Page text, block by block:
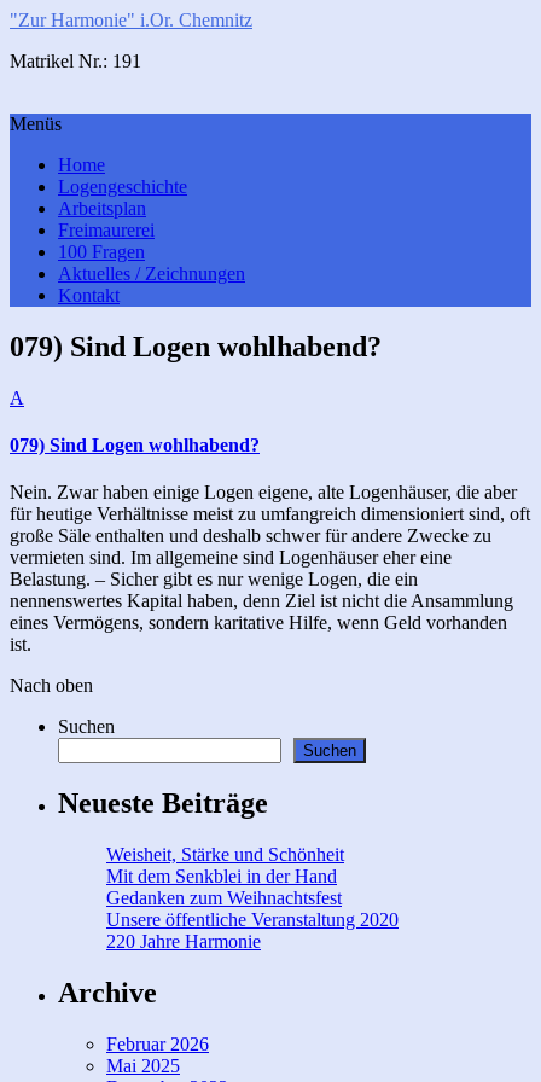
"Zur Harmonie" i.Or. Chemnitz
Matrikel Nr.: 191
Menüs
Home
Logengeschichte
Arbeitsplan
Freimaurerei
100 Fragen
Aktuelles / Zeichnungen
Kontakt
079) Sind Logen wohlhabend?
A
079) Sind Logen wohlhabend?
Nein. Zwar haben einige Logen eigene, alte Logenhäuser, die aber
für heutige Verhältnisse meist zu umfangreich dimensioniert sind, oft
große Säle enthalten und deshalb schwer für andere Zwecke zu
vermieten sind. Im allgemeine sind Logenhäuser eher eine
Belastung. – Sicher gibt es nur wenige Logen, die ein
nennenswertes Kapital haben, denn Ziel ist nicht die Ansammlung
eines Vermögens, sondern karitative Hilfe, wenn Geld vorhanden
ist.
Nach oben
Suchen
Suchen
Neueste Beiträge
Weisheit, Stärke und Schönheit
Mit dem Senkblei in der Hand
Gedanken zum Weihnachtsfest
Unsere öffentliche Veranstaltung 2020
220 Jahre Harmonie
Archive
Februar 2026
Mai 2025